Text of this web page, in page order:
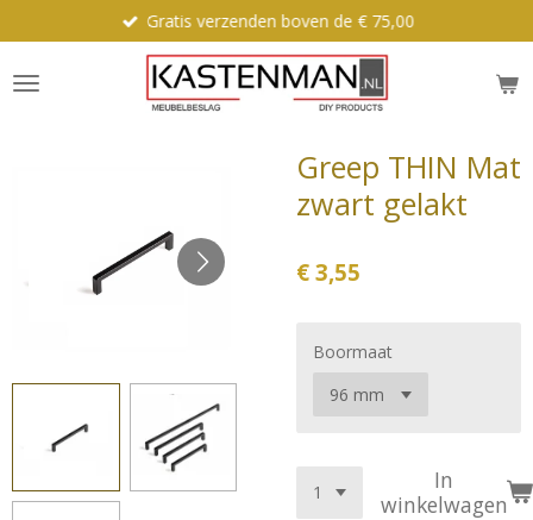
direct
naar
de
Gratis verzenden boven de € 75,00
Greep THIN Mat
zwart gelakt
€ 3,55
Boormaat
In
winkelwagen